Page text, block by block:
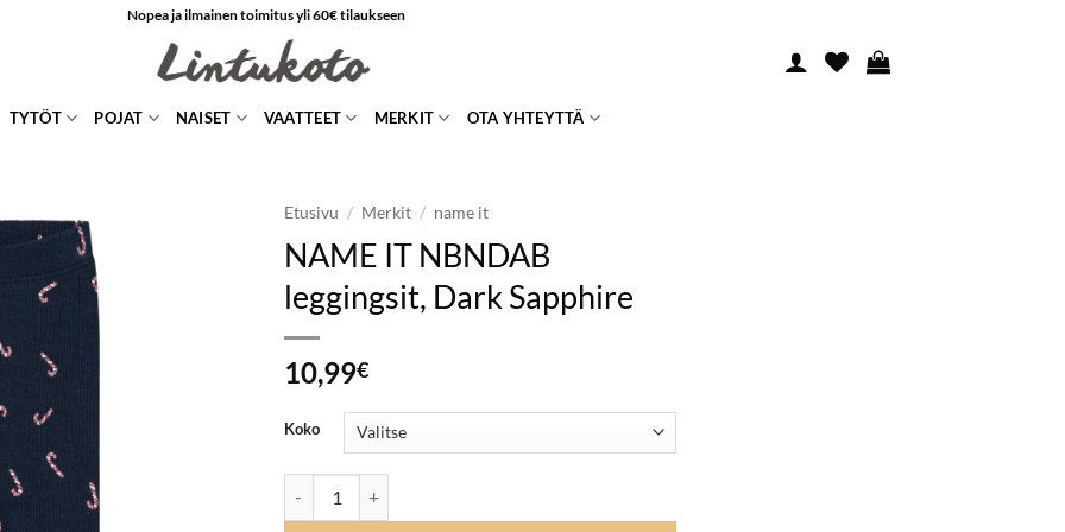
Nopea ja ilmainen toimitus yli 60€ tilaukseen
TYTÖT POJAT NAISET VAATTEET MERKIT OTA YHTEYTTÄ
SUOSIKKEIHIN
Etusivu / Merkit / name it
NAME IT NBNDAB
leggingsit, Dark Sapphire
10,99€
Koko